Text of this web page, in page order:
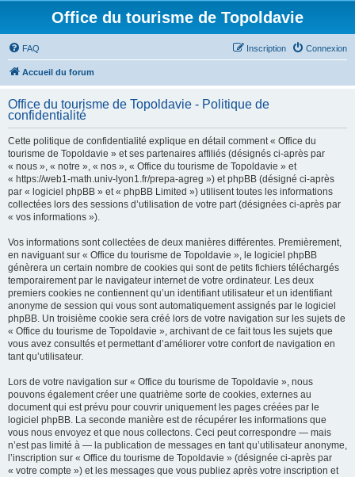
Office du tourisme de Topoldavie
FAQ Connexion
Inscription
Accueil du forum
Office du tourisme de Topoldavie - Politique de
confidentialité
Cette politique de confidentialité explique en détail comment « Office du
tourisme de Topoldavie » et ses partenaires affiliés (désignés ci-après par
« nous », « notre », « nos », « Office du tourisme de Topoldavie » et
« https://web1-math.univ-lyon1.fr/prepa-agreg ») et phpBB (désigné ci-après
par « logiciel phpBB » et « phpBB Limited ») utilisent toutes les informations
collectées lors des sessions d’utilisation de votre part (désignées ci-après par
« vos informations »).
Vos informations sont collectées de deux manières différentes. Premièrement,
en naviguant sur « Office du tourisme de Topoldavie », le logiciel phpBB
génèrera un certain nombre de cookies qui sont de petits fichiers téléchargés
temporairement par le navigateur internet de votre ordinateur. Les deux
premiers cookies ne contiennent qu’un identifiant utilisateur et un identifiant
anonyme de session qui vous sont automatiquement assignés par le logiciel
phpBB. Un troisième cookie sera créé lors de votre navigation sur les sujets de
« Office du tourisme de Topoldavie », archivant de ce fait tous les sujets que
vous avez consultés et permettant d’améliorer votre confort de navigation en
tant qu’utilisateur.
Lors de votre navigation sur « Office du tourisme de Topoldavie », nous
pouvons également créer une quatrième sorte de cookies, externes au
document qui est prévu pour couvrir uniquement les pages créées par le
logiciel phpBB. La seconde manière est de récupérer les informations que
vous nous envoyez et que nous collectons. Ceci peut correspondre — mais
n’est pas limité à — la publication de messages en tant qu’utilisateur anonyme,
l’inscription sur « Office du tourisme de Topoldavie » (désignée ci-après par
« votre compte ») et les messages que vous publiez après votre inscription et